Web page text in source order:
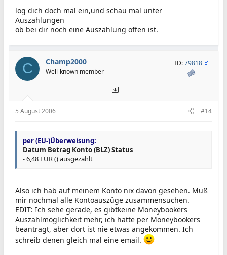
log dich doch mal ein,und schau mal unter
Auszahlungen
ob bei dir noch eine Auszahlung offen ist.
C Champ2000
Well-known member
ID:79818
5 August 2006 #14
per (EU-)Überweisung:
Datum Betrag Konto (BLZ)Status
-6,48 EUR () ausgezahlt
Also ich hab auf meinem Konto nix davon gesehen. Muß
mir nochmal alle Kontoauszüge zusammensuchen.
EDIT: Ich sehe gerade, es gibtkeine Moneybookers
Auszahlmöglichkeit mehr, ich hatte per Moneybookers
beantragt, aber dort ist nie etwas angekommen. Ich
schreib denen gleich mal eine email.